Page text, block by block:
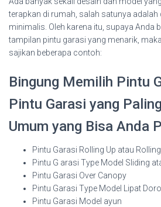
terapkan di rumah, salah satunya adalah
minimalis. Oleh karena itu, supaya Anda
tampilan pintu garasi yang menarik,
sajikan beberapa contoh:
Bingung Memilih Pintu
Pintu Garasi yang
Umum yang Bisa Anda
Pintu Garasi Rolling Up atau
Pintu G arasi Type Model Sliding
Pintu Garasi Over Canopy
Pintu Garasi Type Model Lipat
Pintu Garasi Model ayun